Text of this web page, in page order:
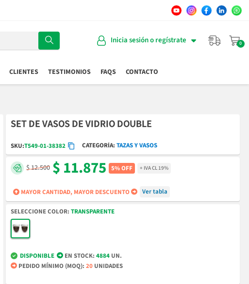
Inicia sesión o regístrate
CLIENTES TESTIMONIOS FAQS CONTACTO
SET DE VASOS DE VIDRIO DOUBLE
SKU:T549-01-38382 CATEGORÍA TAZAS Y VASOS
$ 12.500 $ 11.875 5% OFF + IVA CL 19%
MAYOR CANTIDAD, MAYOR DESCUENTO Ver tabla
COLOR TRANSPARENTE
DISPONIBLE EN STOCK: 4884 UN.
PEDIDO MÍNIMO (MOQ): 20 UNIDADES